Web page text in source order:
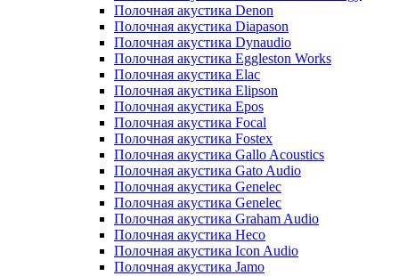
Полочная акустика Denon
Полочная акустика Diapason
Полочная акустика Dynaudio
Полочная акустика Eggleston Works
Полочная акустика Elac
Полочная акустика Elipson
Полочная акустика Epos
Полочная акустика Focal
Полочная акустика Fostex
Полочная акустика Gallo Acoustics
Полочная акустика Gato Audio
Полочная акустика Genelec
Полочная акустика Genelec
Полочная акустика Graham Audio
Полочная акустика Heco
Полочная акустика Icon Audio
Полочная акустика Jamo